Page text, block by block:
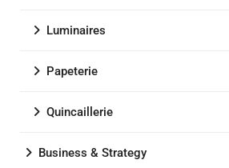
Luminaires
Papeterie
Quincaillerie
Business & Strategy